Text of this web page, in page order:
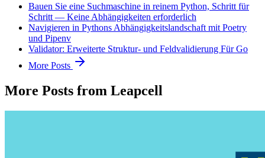
Bauen Sie eine Suchmaschine in reinem Python, Schritt für
Schritt — Keine Abhängigkeiten erforderlich
Navigieren in Pythons Abhängigkeitslandschaft mit Poetry
und Pipenv
Validator: Erweiterte Struktur- und Feldvalidierung Für Go
More Posts
More Posts from Leapcell